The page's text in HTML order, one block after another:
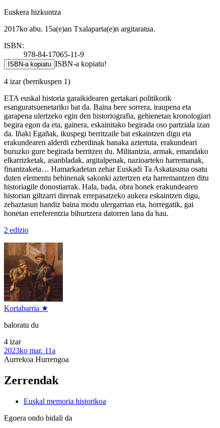
Euskera hizkuntza
2017ko abu. 15a(e)an Txalaparta(e)n argitaratua.
ISBN:
978-84-17065-11-9
ISBN-a kopiatu ISBN-a kopiatu!
4 izar(berrikuspen 1)
ETA euskal historia garaikidearen gertakari politikorik
esanguratsuenetariko bat da. Baina bere sorrera, iraupena eta
garapena ulertzeko egin den historiografia, gehienetan kronologiari
begira egon da eta, gainera, eskainitako begirada oso partziala izan
da. Iñaki Egañak, ikuspegi berritzaile bat eskaintzen digu eta
erakundearen alderdi ezberdinak banaka aztertuta, erakundeari
buruzko gure begirada berritzen du. Militantzia, armak, emandako
elkarrizketak, asanbladak, argitalpenak, nazioarteko harremanak,
finantzaketa… Hamarkadetan zehar Euskadi Ta Askatasuna osatu
duten elementu behinenak sakonki aztertzen eta harremantzen ditu
historiagile donostiarrak. Hala, bada, obra honek erakundearen
historian giltzarri direnak errepasatzeko aukera eskaintzen digu,
zehaztasun handiz baina modu ulergarrian eta, horregatik, gai
honetan erreferentzia bihurtzera datorren lana da hau.
2 edizio
Kortabarria ★
baloratu du
4 izar
2023ko mar. 11a
Aurrekoa Hurrengoa
Zerrendak
Euskal memoria historikoa
Egoera ondo bidali da